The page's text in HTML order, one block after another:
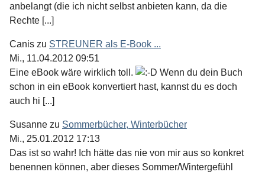
anbelangt (die ich nicht selbst anbieten kann, da die
Rechte [...]
Canis zu STREUNER als E-Book ...
Mi., 11.04.2012 09:51
Eine eBook wäre wirklich toll.
Wenn du dein Buch
schon in ein eBook konvertiert hast, kannst du es doch
auch hi [...]
Susanne zu Sommerbücher, Winterbücher
Mi., 25.01.2012 17:13
Das ist so wahr! Ich hätte das nie von mir aus so konkret
benennen können, aber dieses Sommer/Wintergefühl